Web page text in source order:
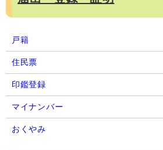
戸籍
住民票
印鑑登録
マイナンバー
おくやみ